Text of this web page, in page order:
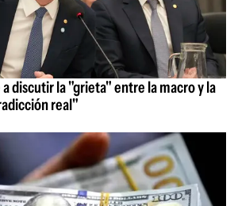
a discutir la "grieta" entre la macro y la
real"